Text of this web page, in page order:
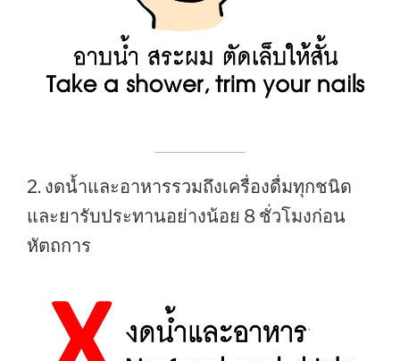
2. งดน้ำและอาหารรวมถึงเครื่องดื่มทุกชนิด
และยารับประทานอย่างน้อย 8 ชั่วโมงก่อน
หัตถการ